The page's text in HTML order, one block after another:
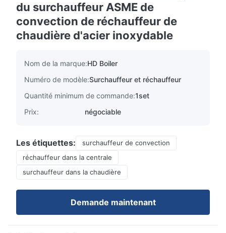
du surchauffeur ASME de
convection de réchauffeur de
chaudière d'acier inoxydable
Nom de la marque:HD Boiler
Numéro de modèle:Surchauffeur et réchauffeur
Quantité minimum de commande:1set
Prix:
négociable
Les étiquettes:
surchauffeur de convection
réchauffeur dans la centrale
surchauffeur dans la chaudière
Demande maintenant